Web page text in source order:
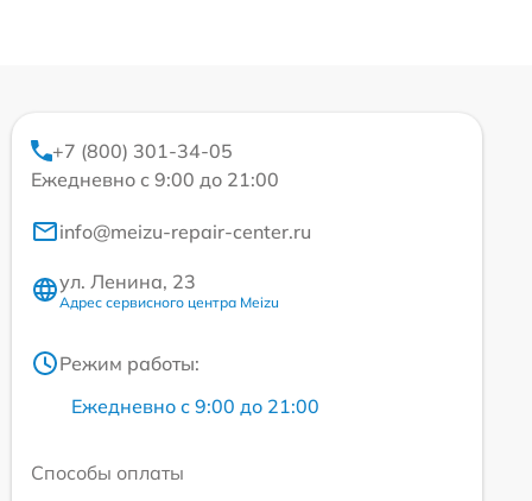
+7 (800) 301-34-05
Ежедневно с 9:00 до 21:00
info@meizu-repair-center.ru
ул. Ленина, 23
Адрес сервисного центра Meizu
Режим работы:
Ежедневно с 9:00 до 21:00
Способы оплаты